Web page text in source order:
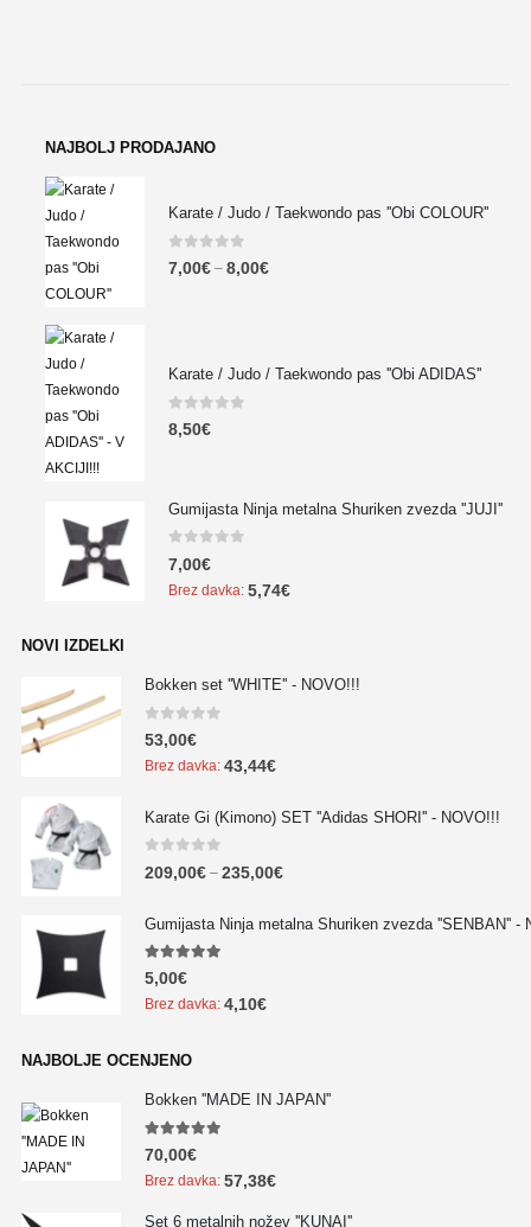
NAJBOLJ PRODAJANO
Karate / Judo / Taekwondo pas ''Obi COLOUR''
0out of 5
7,00€ – 8,00€
Karate / Judo / Taekwondo pas ''Obi ADIDAS''
0 out of 5
8,50€
Gumijasta Ninja metalna Shuriken zvezda ''JUJI''
0out of 5
7,00€
Brez davka: 5,74€
NOVI IZDELKI
Bokken set ''WHITE'' - NOVO!!!
0out of 5
53,00€
Brez davka: 43,44€
Karate Gi (Kimono) SET ''Adidas SHORI'' - NOVO!!!
0 out of 5
209,00€ – 235,00€
Gumijasta Ninja metalna Shuriken zvezda ''SENBAN'' -
5.00out of 5
5,00€
Brez davka: 4,10€
NAJBOLJE OCENJENO
Bokken ''MADE IN JAPAN''
5.00out of 5
70,00€
Brez davka: 57,38€
Set 6 metalnih nožev ''KUNAI''